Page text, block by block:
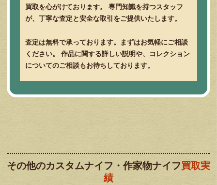
買取を心がけております。 専門知識を持つスタッフ
が、丁寧な査定と安全な取引をご提供いたします。
査定は無料で承っております。まずはお気軽にご相談
ください。 作品に関する詳しい説明や、コレクション
についてのご相談もお待ちしております。
その他のカスタムナイフ・作家物ナイフ買取実
績